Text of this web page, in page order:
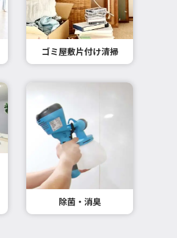
ゴミ屋敷片付け清掃
除菌・消臭